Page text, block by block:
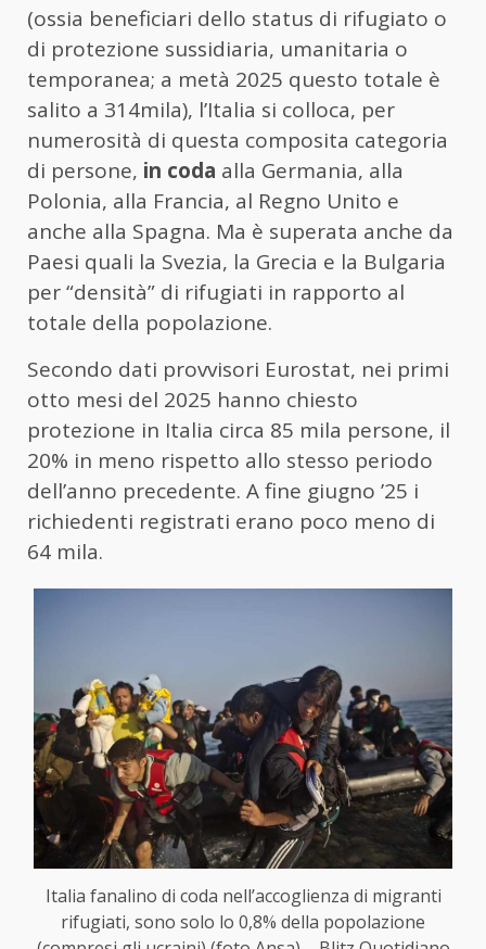
(ossia beneficiari dello status di rifugiato o
di protezione sussidiaria, umanitaria o
temporanea; a metà 2025 questo totale è
salito a 314mila), l’Italia si colloca, per
numerosità di questa composita categoria
di persone, in coda alla Germania, alla
Polonia, alla Francia, al Regno Unito e
anche alla Spagna. Ma è superata anche da
Paesi quali la Svezia, la Grecia e la Bulgaria
per “densità” di rifugiati in rapporto al
totale della popolazione.
Secondo dati provvisori Eurostat, nei primi
otto mesi del 2025 hanno chiesto
protezione in Italia circa 85 mila persone, il
20% in meno rispetto allo stesso periodo
dell’anno precedente. A fine giugno ’25 i
richiedenti registrati erano poco meno di
64 mila.
Italia fanalino di coda nell’accoglienza di migranti
rifugiati, sono solo lo 0,8% della popolazione